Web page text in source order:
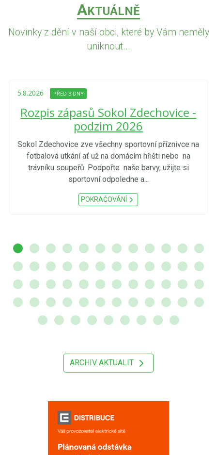
AKTUÁLNĚ
Novinky z dění v naší obci, které by Vám neměly
uniknout...
5.8.2026 PŘED 3 DNY
Rozpis zápasů Sokol Zdechovice -
podzim 2026
Sokol Zdechovice zve všechny sportovní příznivce na
fotbalová utkání ať už na domácím hřišti nebo na
trávníku soupeřů. Podpořte naše barvy, užijte si
sportovní odpoledne a...
POKRAČOVÁNÍ
ARCHIV AKTUALIT